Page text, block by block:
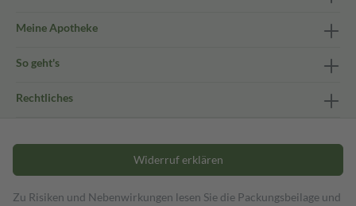
Meine Apotheke
So geht's
Rechtliches
Widerruf erklären
Zu Risiken und Nebenwirkungen lesen Sie die Packungsbeilage und